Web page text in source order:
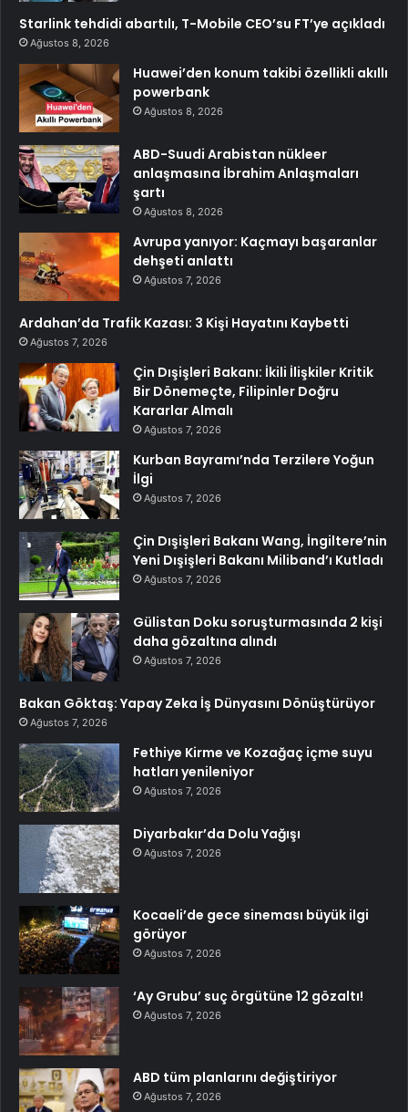
Starlink tehdidi abartılı, T-Mobile CEO’su FT’ye açıkladı
Ağustos 8, 2026
Huawei’den konum takibi özellikli akıllı
powerbank
Ağustos 8, 2026
ABD-Suudi Arabistan nükleer
anlaşmasına İbrahim Anlaşmaları
şartı
Ağustos 8, 2026
Avrupa yanıyor: Kaçmayı başaranlar
dehşeti anlattı
Ağustos 7, 2026
Ardahan’da Trafik Kazası: 3 Kişi Hayatını Kaybetti
Ağustos 7, 2026
Çin Dışişleri Bakanı: İkili İlişkiler Kritik
Bir Dönemeçte, Filipinler Doğru
Kararlar Almalı
Ağustos 7, 2026
Kurban Bayramı’nda Terzilere Yoğun
İlgi
Ağustos 7, 2026
Çin Dışişleri Bakanı Wang, İngiltere’nin
Yeni Dışişleri Bakanı Miliband’ı Kutladı
Ağustos 7, 2026
Gülistan Doku soruşturmasında 2 kişi
daha gözaltına alındı
Ağustos 7, 2026
Bakan Göktaş: Yapay Zeka İş Dünyasını Dönüştürüyor
Ağustos 7, 2026
Fethiye Kirme ve Kozağaç içme suyu
hatları yenileniyor
Ağustos 7, 2026
Diyarbakır’da Dolu Yağışı
Ağustos 7, 2026
Kocaeli’de gece sineması büyük ilgi
görüyor
Ağustos 7, 2026
‘Ay Grubu’ suç örgütüne 12 gözaltı!
Ağustos 7, 2026
ABD tüm planlarını değiştiriyor
Ağustos 7, 2026